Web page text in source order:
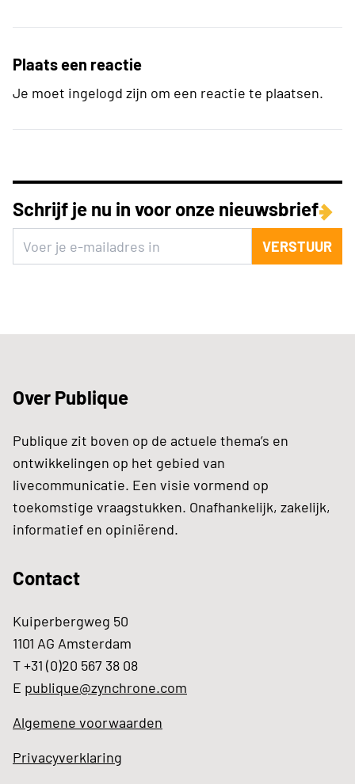
Plaats een reactie
Je moet ingelogd zijn om een reactie te plaatsen.
Schrijf je nu in voor onze nieuwsbrief
VERSTUUR
Over Publique
Publique zit boven op de actuele thema’s en
ontwikkelingen op het gebied van
livecommunicatie. Een visie vormend op
toekomstige vraagstukken. Onafhankelijk, zakelijk,
informatief en opiniërend.
Contact
Kuiperbergweg 50
1101 AG Amsterdam
T +31 (0)20 567 38 08
E publique@zynchrone.com
Algemene voorwaarden
Privacyverklaring